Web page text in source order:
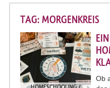
TAG: MORGENKREIS
Ob